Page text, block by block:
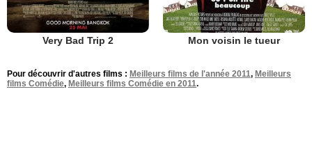
Very Bad Trip 2 Mon voisin le tueur
Pour découvrir d'autres films : Meilleurs films de l'année 2011, Meilleurs
films Comédie, Meilleurs films Comédie en 2011.